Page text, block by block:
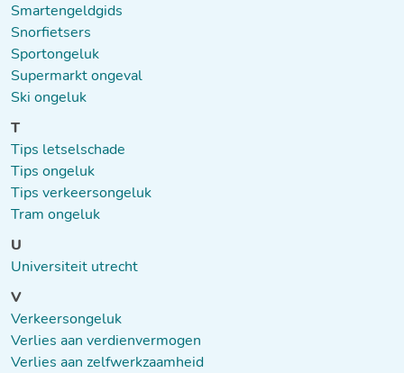
Smartengeldgids
Snorfietsers
Sportongeluk
Supermarkt ongeval
Ski ongeluk
T
Tips letselschade
Tips ongeluk
Tips verkeersongeluk
Tram ongeluk
U
Universiteit utrecht
V
Verkeersongeluk
Verlies aan verdienvermogen
Verlies aan zelfwerkzaamheid